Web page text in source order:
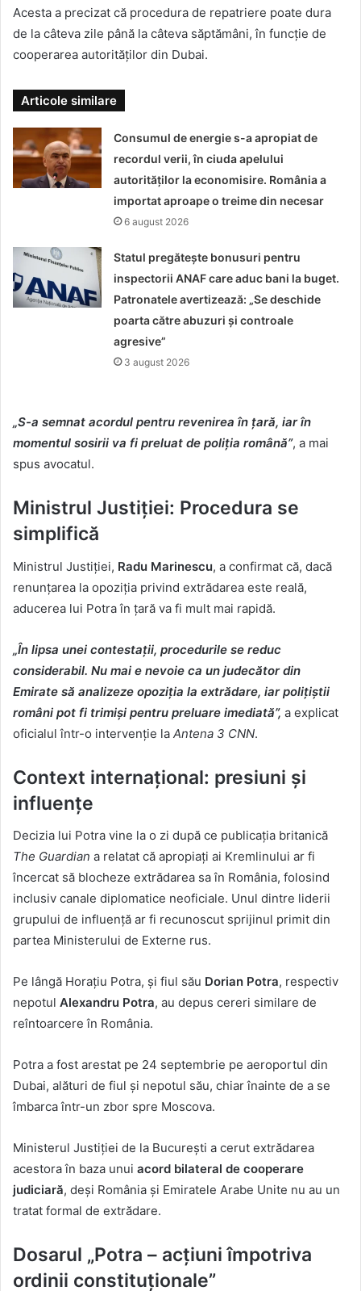
Acesta a precizat că procedura de repatriere poate dura
de la câteva zile până la câteva săptămâni, în funcție de
cooperarea autorităților din Dubai.
Articole similare
Consumul de energie s-a apropiat de
recordul verii, în ciuda apelului
autorităților la economisire. România a
importat aproape o treime din necesar
6 august 2026
Statul pregătește bonusuri pentru
inspectorii ANAF care aduc bani la buget.
Patronatele avertizează: „Se deschide
poarta către abuzuri și controale
agresive”
3 august 2026
„S-a semnat acordul pentru revenirea în țară, iar în
momentul sosirii va fi preluat de poliția română”, a mai
spus avocatul.
Ministrul Justiției: Procedura se
simplifică
Ministrul Justiției, Radu Marinescu, a confirmat că, dacă
renunțarea la opoziția privind extrădarea este reală,
aducerea lui Potra în țară va fi mult mai rapidă.
„În lipsa unei contestații, procedurile se reduc
considerabil. Nu mai e nevoie ca un judecător din
Emirate să analizeze opoziția la extrădare, iar polițiștii
români pot fi trimiși pentru preluare imediată”, a explicat
oficialul într-o intervenție la Antena 3 CNN.
Context internațional: presiuni și
influențe
Decizia lui Potra vine la o zi după ce publicația britanică
The Guardian a relatat că apropiați ai Kremlinului ar fi
încercat să blocheze extrădarea sa în România, folosind
inclusiv canale diplomatice neoficiale. Unul dintre liderii
grupului de influență ar fi recunoscut sprijinul primit din
partea Ministerului de Externe rus.
Pe lângă Horațiu Potra, și fiul său Dorian Potra, respectiv
nepotul Alexandru Potra, au depus cereri similare de
reîntoarcere în România.
Potra a fost arestat pe 24 septembrie pe aeroportul din
Dubai, alături de fiul și nepotul său, chiar înainte de a se
îmbarca într-un zbor spre Moscova.
Ministerul Justiției de la București a cerut extrădarea
acestora în baza unui acord bilateral de cooperare
judiciară, deși România și Emiratele Arabe Unite nu au un
tratat formal de extrădare.
Dosarul „Potra – acțiuni împotriva
ordinii constituționale”